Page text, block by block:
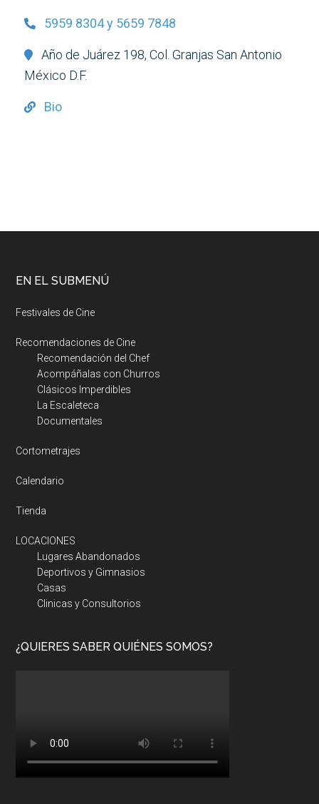
5959 8304 y 5659 7848
Año de Juárez 198, Col. Granjas San Antonio
México D.F.
Bio
EN EL SUBMENÚ
Festivales de Cine
Recomendaciones de Cine
Recomendación del Chef
Acompáñalas con Churros
Clásicos Imperdibles
La Escaleteca
Documentales
Cortometrajes
Calendario
Tienda
LOCACIONES
Lugares Abandonados
Deportivos y Gimnasios
Casas
Clinicas y Consultorios
¿QUIERES SABER QUIÉNES SOMOS?